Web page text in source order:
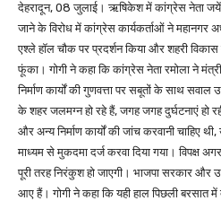
देहरादून, 08 जुलाई। ऋषिकेश में कांग्रेस नेता
जाने के विरोध में कांग्रेस कार्यकर्ताओं ने महानगर
एश्ले हॉल चौक पर प्रदर्शन किया और शहरी
फूंका। गोगी ने कहा कि कांग्रेस नेता रमोला ने
निर्माण कार्यों की गुणवत्ता पर सबूतों के साथ
के शहर जलमग्न हो रहे हैं, जगह जगह दुर्घटनाएं हो
और अन्य निर्माण कार्यों की जांच करवानी चाहिए
माध्यम से मुकदमा दर्ज करवा दिया गया। विपक्ष
पूरी तरह निरंकुश हो जाएगी। भाजपा सरकार और
आए हैं। गोगी ने कहा कि यही हाल पिछली बरसात में